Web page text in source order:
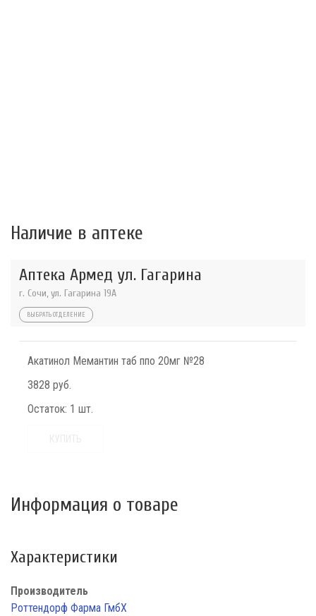
Наличие в аптеке
Аптека Армед ул. Гагарина
г. Сочи, ул. Гагарина 19А
ВЫБРАТЬ ОТДЕЛЕНИЕ
Акатинол Мемантин таб ппо 20мг №28
3828 руб.
Остаток: 1 шт.
Информация о товаре
Характеристики
Производитель
Роттендорф Фарма ГмбХ